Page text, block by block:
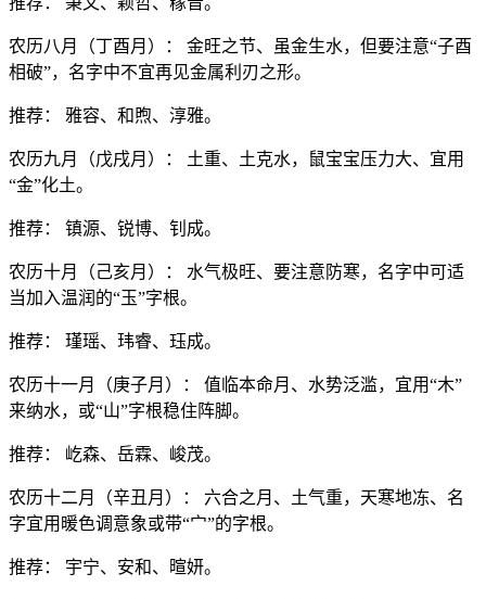
农历八月（丁酉月）： 金旺之节、虽金生水，但要注意“子酉
相破”，名字中不宜再见金属利刃之形。
推荐： 雅容、和煦、淳雅。
农历九月（戊戌月）： 土重、土克水，鼠宝宝压力大、宜用
“金”化土。
推荐： 镇源、锐博、钊成。
农历十月（己亥月）： 水气极旺、要注意防寒，名字中可适
当加入温润的“玉”字根。
推荐： 瑾瑶、玮睿、珏成。
农历十一月（庚子月）： 值临本命月、水势泛滥，宜用“木”
来纳水，或“山”字根稳住阵脚。
推荐： 屹森、岳霖、峻茂。
农历十二月（辛丑月）： 六合之月、土气重，天寒地冻、名
字宜用暖色调意象或带“宀”的字根。
推荐： 宇宁、安和、暄妍。